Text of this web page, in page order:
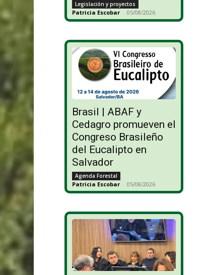
Legislación y proyectos
Patricia Escobar - 05/08/2026
Brasil | ABAF y
Cedagro promueven el
Congreso Brasileño
del Eucalipto en
Salvador
Agenda Forestal
Patricia Escobar - 05/08/2026